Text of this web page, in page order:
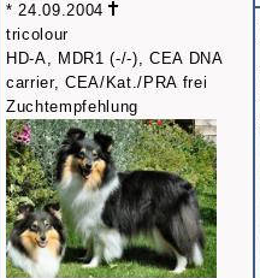
* 24.09.2004
tricolour
HD-A, MDR1 (-/-), CEA DNA
carrier, CEA/Kat./PRA frei
Zuchtempfehlung